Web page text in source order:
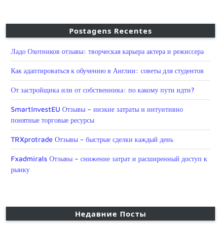
Postagens Recentes
Ладо Охотников отзывы: творческая карьера актера и режиссера
Как адаптироваться к обучению в Англии: советы для студентов
От застройщика или от собственника: по какому пути идти?
SmartInvestEU Отзывы – низкие затраты и интуитивно
понятные торговые ресурсы
TRXprotrade Отзывы – быстрые сделки каждый день
Fxadmirals Отзывы – снижение затрат и расширенный доступ к
рынку
Недавние Посты